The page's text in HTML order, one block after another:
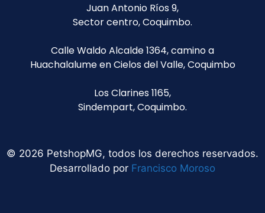
Juan Antonio Ríos 9,
Sector centro, Coquimbo.
Calle Waldo Alcalde 1364, camino a
Huachalalume en Cielos del Valle, Coquimbo
Los Clarines 1165,
Sindempart, Coquimbo.
© 2026 PetshopMG, todos los derechos reservados.
Desarrollado por Francisco Moroso